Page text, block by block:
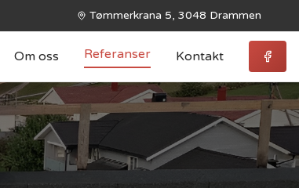
Tømmerkrana 5, 3048 Drammen
Om oss Referanser Kontakt